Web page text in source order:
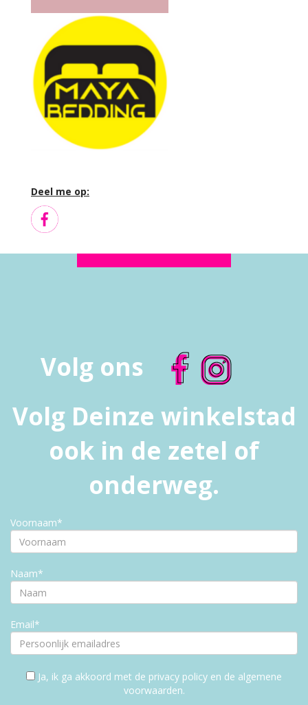
Deel me op:
Volg ons
Volg Deinze winkelstad
ook in de zetel of
onderweg.
Voornaam*
Naam*
Email*
Ja, ik ga akkoord met de privacy policy en de algemene
voorwaarden.